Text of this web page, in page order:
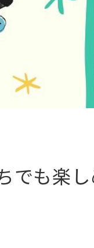
でも楽